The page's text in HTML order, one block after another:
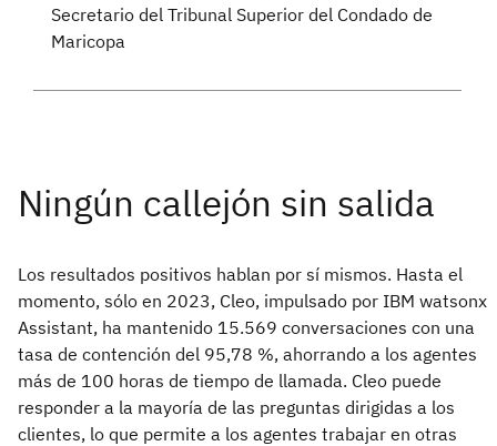
Secretario del Tribunal Superior del Condado de
Maricopa
Los resultados positivos hablan por sí mismos. Hasta el
momento, sólo en 2023, Cleo, impulsado por IBM watsonx
Assistant, ha mantenido 15.569 conversaciones con una
tasa de contención del 95,78 %, ahorrando a los agentes
más de 100 horas de tiempo de llamada. Cleo puede
responder a la mayoría de las preguntas dirigidas a los
clientes, lo que permite a los agentes trabajar en otras